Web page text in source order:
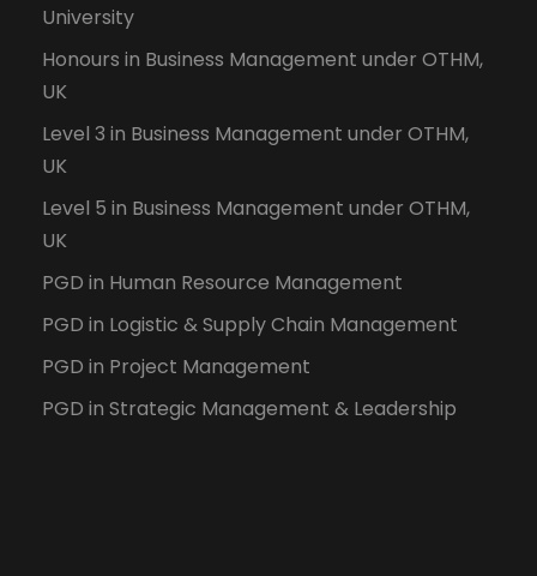
University
Honours in Business Management under OTHM,
UK
Level 3 in Business Management under OTHM,
UK
Level 5 in Business Management under OTHM,
UK
PGD in Human Resource Management
PGD in Logistic & Supply Chain Management
PGD in Project Management
PGD in Strategic Management & Leadership